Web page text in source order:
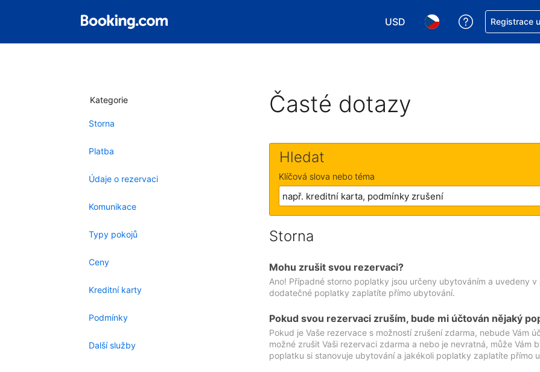
USD
Vyberte si měnu. Aktuálně
Vyberte si jazyk.
Asistence s
Registrace
Kategorie
Storna
Platba
Údaje o rezervaci
Komunikace
Typy pokojů
Ceny
Kreditní karty
Podmínky
Další služby
Časté dotazy
Hledat
Klíčová slova nebo téma
Storna
Mohu zrušit svou rezervaci?
Ano! Případné storno poplatky jsou určeny ubytováním a uvedeny
dodatečné poplatky zaplatíte přímo ubytování.
Pokud svou rezervaci zruším, bude mi účtován nějaký
Pokud je Vaše rezervace s možností zrušení zdarma, nebude Vám
možné zrušit Vaši rezervaci zdarma a nebo je nevratná, může Vám
poplatku si stanovuje ubytování a jakékoli poplatky zaplatíte přímo